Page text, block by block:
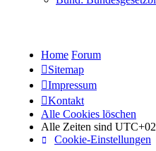
Home Forum
Sitemap
Impressum
Kontakt
Alle Cookies löschen
Alle Zeiten sind
Cookie-Einstellungen